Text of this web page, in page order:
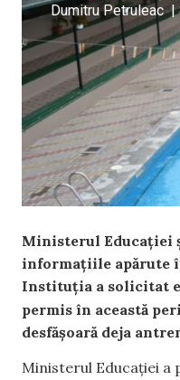
Dumitru Petruleac |
Ministerul Educației
informațiile apărute
Instituția a solicitat
permis în această
desfășoară deja
Ministerul Educației a